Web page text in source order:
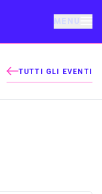
MENU
TUTTI GLI EVENTI